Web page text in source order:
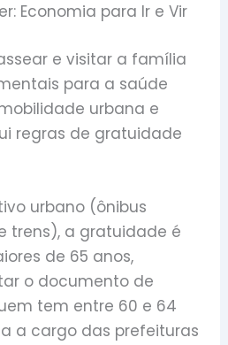
Economia para Ir e Vir
e visitar a família
para a saúde
urbana e
regras de gratuidade
urbano (ônibus
trens), a gratuidade é
de 65 anos,
o documento de
tem entre 60 e 64
a cargo das prefeituras